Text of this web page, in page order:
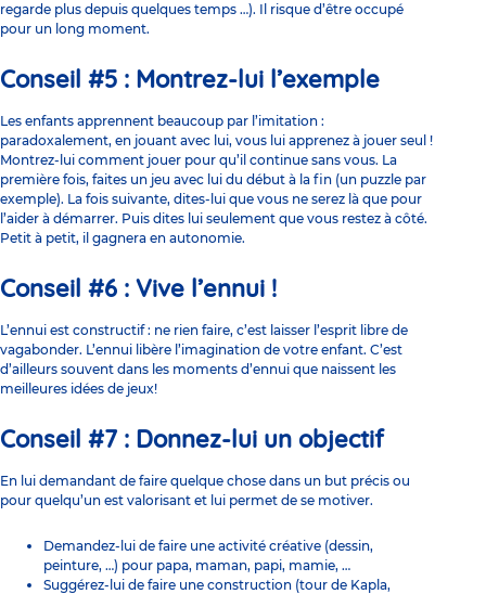
regarde plus depuis quelques temps …). Il risque d’être occupé
pour un long moment.
Conseil #5 : Montrez-lui l’exemple
Les enfants apprennent beaucoup par l’imitation :
paradoxalement, en jouant avec lui, vous lui apprenez à jouer seul !
Montrez-lui comment jouer pour qu’il continue sans vous. La
première fois, faites un jeu avec lui du début à la fin (un puzzle par
exemple). La fois suivante, dites-lui que vous ne serez là que pour
l’aider à démarrer. Puis dites lui seulement que vous restez à côté.
Petit à petit, il gagnera en autonomie.
Conseil #6 : Vive l’ennui !
L’ennui est constructif : ne rien faire, c’est laisser l’esprit libre de
vagabonder. L’ennui libère l’imagination de votre enfant. C’est
d’ailleurs souvent dans les moments d’ennui que naissent les
meilleures idées de jeux!
Conseil #7 : Donnez-lui un objectif
En lui demandant de faire quelque chose dans un but précis ou
pour quelqu’un est valorisant et lui permet de se motiver.
Demandez-lui de faire une activité créative (dessin,
peinture, …) pour papa, maman, papi, mamie, …
Suggérez-lui de faire une construction (tour de Kapla,